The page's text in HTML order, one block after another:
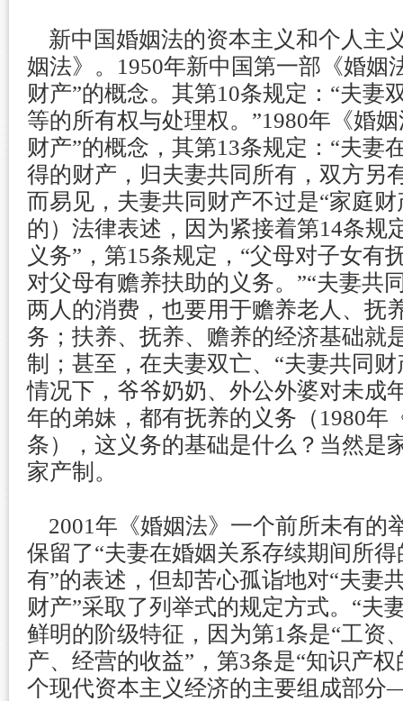
新中国婚姻法的资本主义和个人主
姻法》。1950年新中国第一部《婚姻
财产”的概念。其第10条规定：“夫妻
等的所有权与处理权。”1980年《婚
财产”的概念，其第13条规定：“夫妻
得的财产，归夫妻共同所有，双方另
而易见，夫妻共同财产不过是“家庭
的）法律表述，因为紧接着第14条规
义务”，第15条规定，“父母对子女有
对父母有赡养扶助的义务。”“夫妻共
两人的消费，也要用于赡养老人、抚
务；扶养、抚养、赡养的经济基础就
制；甚至，在夫妻双亡、“夫妻共同
情况下，爷爷奶奶、外公外婆对未成
年的弟妹，都有抚养的义务（1980年
条），这义务的基础是什么？当然是
家产制。
2001年《婚姻法》一个前所未有的
保留了“夫妻在婚姻关系存续期间所
有”的表述，但却苦心孤诣地对“夫妻
财产”采取了列举式的规定方式。“夫
鲜明的阶级特征，因为第1条是“工资
产、经营的收益”，第3条是“知识产
个现代资本主义经济的主要组成部